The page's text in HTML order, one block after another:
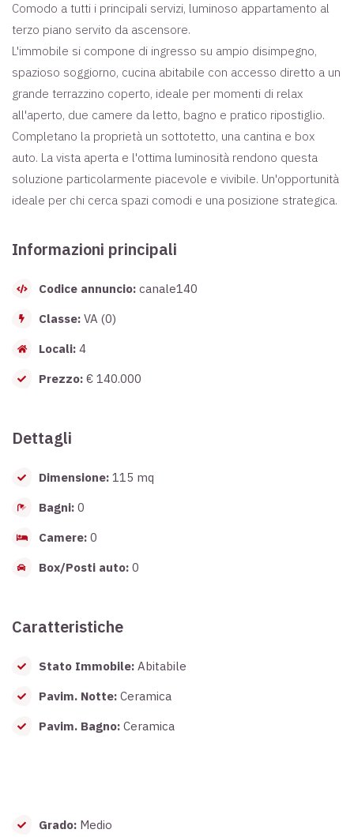
Comodo a tutti i principali servizi, luminoso appartamento al
terzo piano servito da ascensore.
L'immobile si compone di ingresso su ampio disimpegno,
spazioso soggiorno, cucina abitabile con accesso diretto a un
grande terrazzino coperto, ideale per momenti di relax
all'aperto, due camere da letto, bagno e pratico ripostiglio.
Completano la proprietà un sottotetto, una cantina e box
auto. La vista aperta e l'ottima luminosità rendono questa
soluzione particolarmente piacevole e vivibile. Un'opportunità
ideale per chi cerca spazi comodi e una posizione strategica.
Informazioni principali
Codice annuncio: canale140
Classe: VA (0)
Locali: 4
Prezzo: € 140.000
Dettagli
Dimensione: 115 mq
Bagni: 0
Camere: 0
Box/Posti auto: 0
Caratteristiche
Stato Immobile: Abitabile
Pavim. Notte: Ceramica
Pavim. Bagno: Ceramica
Grado: Medio